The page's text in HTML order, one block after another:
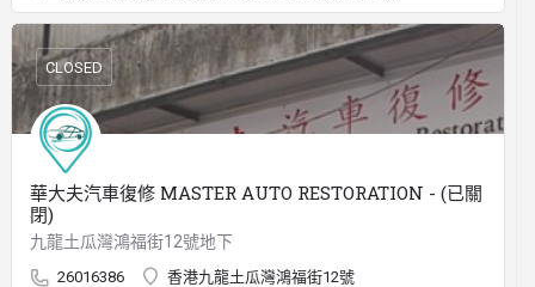
華大夫汽車復修 MASTER AUTO RESTORATION - (已關
閉)
九龍土瓜灣鴻福街12號地下
26016386 香港九龍土瓜灣鴻福街12號
CLOSED